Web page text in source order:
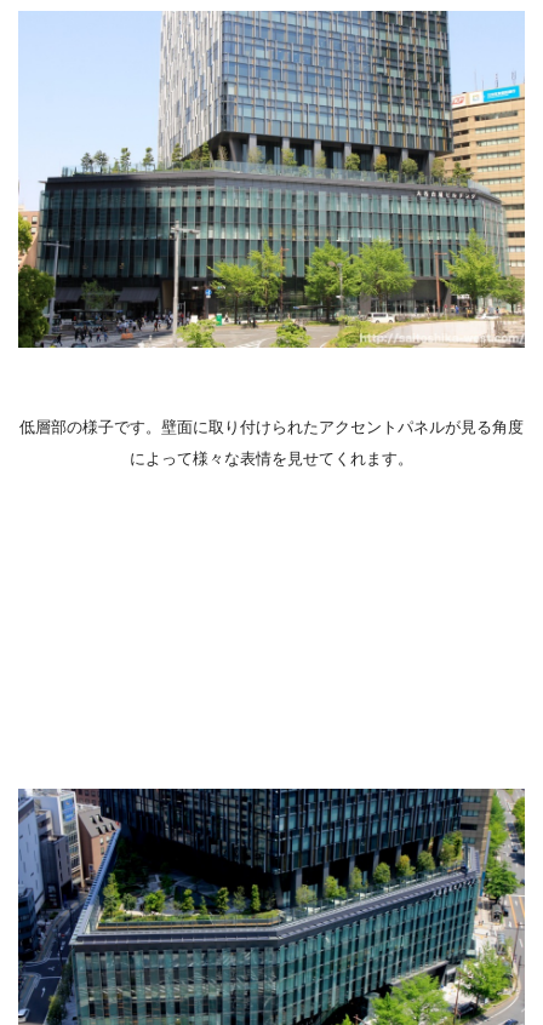
低層部の様子です。壁面に取り付けられたアクセントパネルが見る角度
によって様々な表情を見せてくれます。